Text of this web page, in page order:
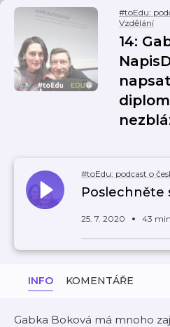
#toEdu:
Vzdělání
14:
#toEdu: podcast o
Poslechněte
25. 7. 2020 43 min
INFO KOMENTÁŘE
Gabka Boková má mnoho